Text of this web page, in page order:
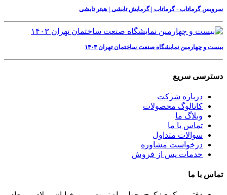
سرویس گرماتاب - گرماتاب | گرمایش تابشی | هیتر تابشی
بیست و چهارمین نمایشگاه صنعت ساختمان تهران ۱۴۰۳
دسترسی سریع
درباره شرکت
کاتالوگ محصولات
وبلاگ ما
تماس با ما
سوالات متداول
درخواست مشاوره
خدمات پس از فروش
تماس با ما